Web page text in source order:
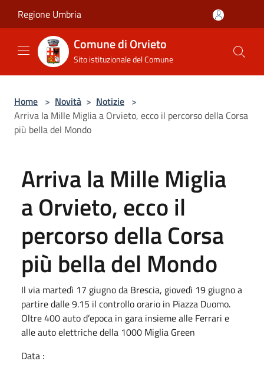
Regione Umbria
Comune di Orvieto
Sito istituzionale del Comune
Home > Novità > Notizie >
Arriva la Mille Miglia a Orvieto, ecco il percorso della Corsa
più bella del Mondo
Arriva la Mille Miglia
a Orvieto, ecco il
percorso della Corsa
più bella del Mondo
Il via martedì 17 giugno da Brescia, giovedì 19 giugno a
partire dalle 9.15 il controllo orario in Piazza Duomo.
Oltre 400 auto d’epoca in gara insieme alle Ferrari e
alle auto elettriche della 1000 Miglia Green
Data :